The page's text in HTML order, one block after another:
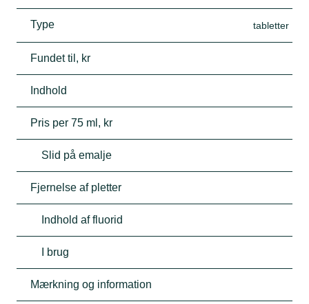
Type tabletter
Fundet til, kr
Indhold
Pris per 75 ml, kr
Slid på emalje
Fjernelse af pletter
Indhold af fluorid
I brug
Mærkning og information